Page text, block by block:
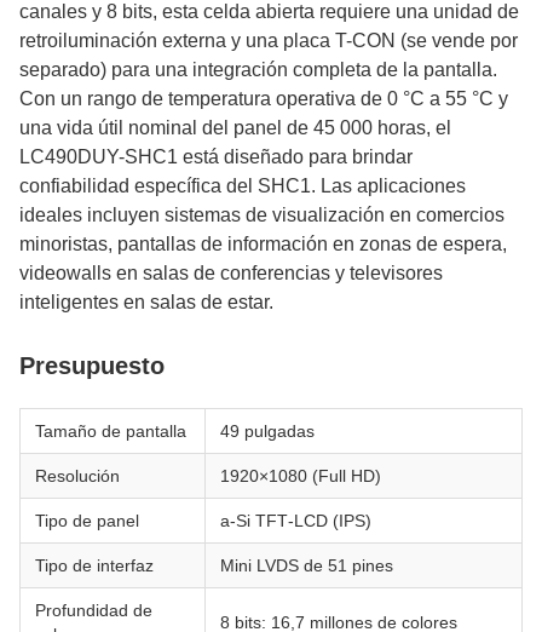
canales y 8 bits, esta celda abierta requiere una unidad de
retroiluminación externa y una placa T-CON (se vende por
separado) para una integración completa de la pantalla.
Con un rango de temperatura operativa de 0 °C a 55 °C y
una vida útil nominal del panel de 45 000 horas, el
LC490DUY-SHC1 está diseñado para brindar
confiabilidad específica del SHC1. Las aplicaciones
ideales incluyen sistemas de visualización en comercios
minoristas, pantallas de información en zonas de espera,
videowalls en salas de conferencias y televisores
inteligentes en salas de estar.
Presupuesto
Tamaño de pantalla 49 pulgadas
Resolución 1920×1080 (Full HD)
Tipo de panel a‑Si TFT‑LCD (IPS)
Tipo de interfaz Mini LVDS de 51 pines
Profundidad de
8 bits: 16,7 millones de colores